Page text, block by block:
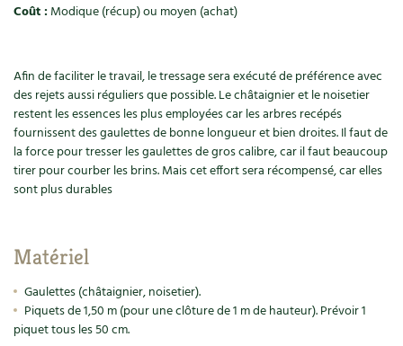
Manger bio
Cures, régimes
Dessert, Boulangerie
Agenda, calendrier
NOUVEAUTÉS
Feuilleter le catalogue
Stages
Cartes cadeau
Nous contacter
Bricolages au jardin
Biodiversité
Ravageurs et maladies au jardin
Petit élevage
Alimentation et nutrition
Recettes de printemps
Les chroniques de Marie
Jardin bio
Habitat écologique
Cuisine saine
Société et alternatives
Les 4 saisons& vous
Coût :Modique (récup) ou moyen (achat)
Afin de faciliter le travail, le tressage sera exécuté de préférence avec
des rejets aussi réguliers que possible. Le châtaignier et le noisetier
restent les essences les plus employées car les arbres recépés
fournissent des gaulettes de bonne longueur et bien droites. Il faut de
la force pour tresser les gaulettes de gros calibre, car il faut beaucoup
tirer pour courber les brins. Mais cet effort sera récompensé, car elles
sont plus durables
Matériel
Gaulettes (châtaignier, noisetier).
Piquets de 1,50 m (pour une clôture de 1 m de hauteur). Prévoir 1
piquet tous les 50 cm.